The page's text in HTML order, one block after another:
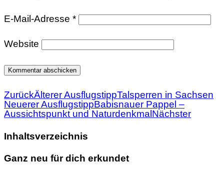
E-Mail-Adresse *
Website
ZurückÄlterer AusflugstippTalsperren in Sachsen
Neuerer AusflugstippBabisnauer Pappel –
Aussichtspunkt und Naturdenkmal Nächster
Inhaltsverzeichnis
Ganz neu für dich erkundet